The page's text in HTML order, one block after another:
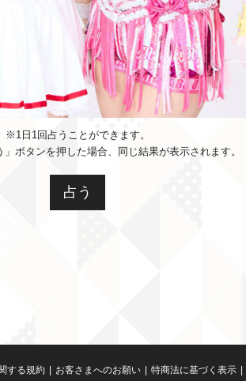
※1日1回占うことができます。
ボタンを押した場合、同じ結果が表示されます。
する規約 お客さまへのお願い 特商法に基づく表示